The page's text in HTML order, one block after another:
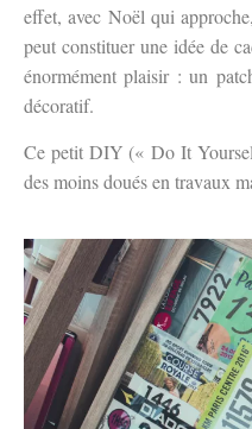
effet, avec Noël qui
peut constituer une idée de
énormément plaisir : un
décoratif.
Ce petit DIY (« Do It
des moins doués en travaux